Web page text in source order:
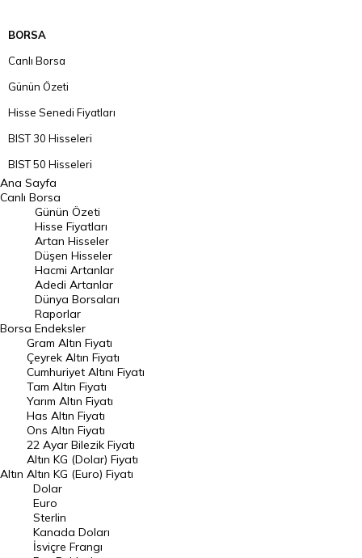
BORSA
Canlı Borsa
Günün Özeti
Hisse Senedi Fiyatları
BIST 30 Hisseleri
BIST 50 Hisseleri
BIST 100 Hisseleri
En Çok Artan Hisseler
En Çok Düşen Hisseler
Hacmi Artanlar
Geçmiş Kapanışlar
Dünya Borsaları
Raporlar
Endeksler
DÖVİZ
Döviz Kuru
Dolar Kuru
Euro Kuru
Pound Kuru
Frank Kuru
Ana Sayfa
Canlı Borsa
Borsa
Günün Özeti
Hisse Fiyatları
Artan Hisseler
Düşen Hisseler
Hacmi Artanlar
Adedi Artanlar
Dünya Borsaları
Raporlar
Endeksler
Altın
Gram Altın Fiyatı
Çeyrek Altın Fiyatı
Cumhuriyet Altını Fiyatı
Tam Altın Fiyatı
Yarım Altın Fiyatı
Has Altın Fiyatı
Ons Altın Fiyatı
22 Ayar Bilezik Fiyatı
Altın KG (Dolar) Fiyatı
Altın KG (Euro) Fiyatı
Dolar
Euro
Sterlin
Kanada Doları
İsviçre Frangı